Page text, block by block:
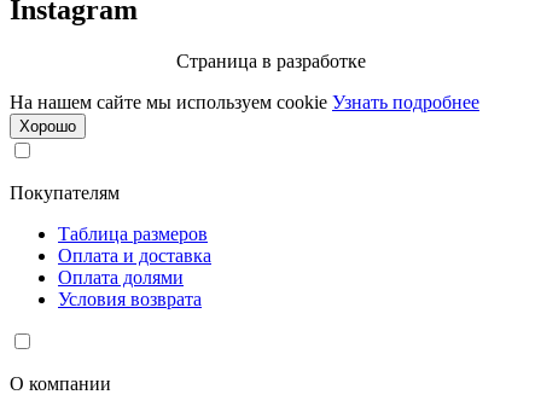
Instagram
Страница в разработке
На нашем сайте мы используем cookie Узнать подробнее
Хорошо
Покупателям
Таблица размеров
Оплата и доставка
Оплата долями
Условия возврата
О компании